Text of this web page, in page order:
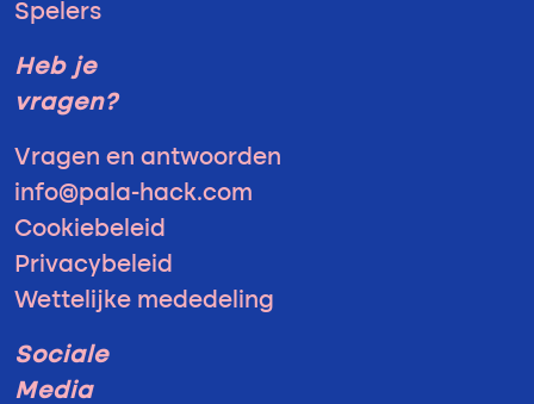
Spelers
Heb je
vragen?
Vragen en antwoorden
info@pala-hack.com
Cookiebeleid
Privacybeleid
Wettelijke mededeling
Sociale
Media